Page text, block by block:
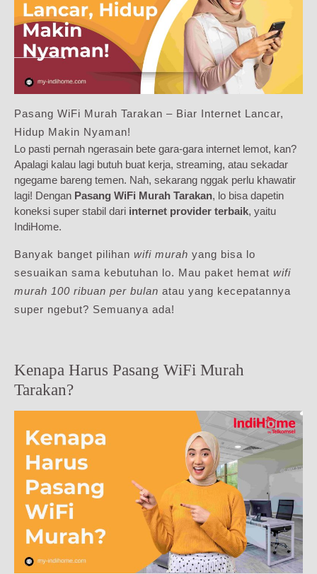
Pasang WiFi Murah Tarakan – Biar Internet Lancar,
Hidup Makin Nyaman!
Lo pasti pernah ngerasain bete gara-gara internet lemot, kan?
Apalagi kalau lagi butuh buat kerja, streaming, atau sekadar
ngegame bareng temen. Nah, sekarang nggak perlu khawatir
lagi! Dengan Pasang WiFi Murah Tarakan, lo bisa dapetin
koneksi super stabil dari internet provider terbaik, yaitu
IndiHome.
Banyak banget pilihan wifi murah yang bisa lo
sesuaikan sama kebutuhan lo. Mau paket hemat wifi
murah 100 ribuan per bulan atau yang kecepatannya
super ngebut? Semuanya ada!
Kenapa Harus Pasang WiFi Murah
Tarakan?